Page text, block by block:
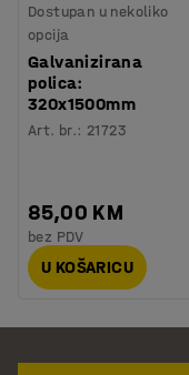
Dostupan u nekoliko
opcija
Galvanizirana
polica:
320x1500mm
Art. br.: 21723
85,00 KM
bez PDV
U KOŠARICU